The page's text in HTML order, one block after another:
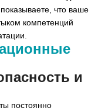
что ваше
компетенций
и
постоянно